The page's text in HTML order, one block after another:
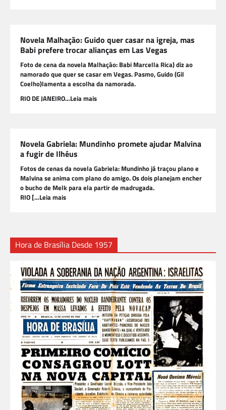
Novela Malhação: Guido quer casar na igreja, mas
Babi prefere trocar alianças em Las Vegas
Foto de cena da novela Malhação: Babi Marcella Rica) diz ao
namorado que quer se casar em Vegas. Pasmo, Guido (Gil
Coelho)lamenta a escolha da namorada.
RIO DE JANEIRO…Leia mais
Novela Gabriela: Mundinho promete ajudar Malvina
a fugir de Ilhéus
Fotos de cenas da novela Gabriela: Mundinho já traçou plano e
Malvina se anima com plano do amigo. Os dois planejam encher
o bucho de Melk para ela partir de madrugada.
RIO […Leia mais
Hora de Brasília Desde 1957